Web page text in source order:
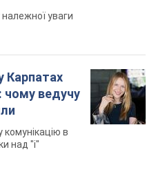
уваги
Карпатах
чому ведучу
в
над "і"